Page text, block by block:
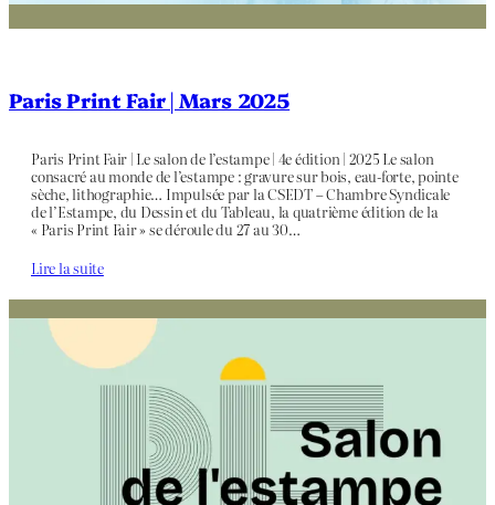
Paris Print Fair | Mars 2025
Paris Print Fair | Le salon de l’estampe | 4e édition | 2025 Le salon
consacré au monde de l’estampe : gravure sur bois, eau-forte, pointe
sèche, lithographie… Impulsée par la CSEDT – Chambre Syndicale
de l’Estampe, du Dessin et du Tableau, la quatrième édition de la
« Paris Print Fair » se déroule du 27 au 30…
Lire la suite